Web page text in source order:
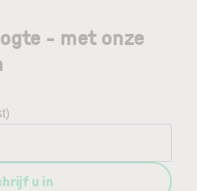
- met onze
u in